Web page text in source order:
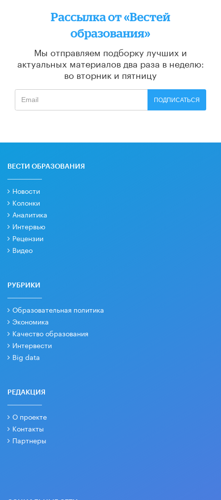
Рассылка от «Вестей
образования»
Мы отправляем подборку лучших и
актуальных материалов два раза в неделю:
во вторник и пятницу
ПОДПИСАТЬСЯ
ВЕСТИ ОБРАЗОВАНИЯ
Новости
Колонки
Аналитика
Интервью
Рецензии
Видео
РУБРИКИ
Образовательная политика
Экономика
Качество образования
Интервести
Big data
РЕДАКЦИЯ
О проекте
Контакты
Партнеры